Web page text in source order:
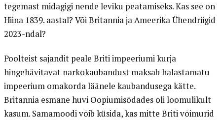
tegemast midagigi nende leviku peatamiseks. Kas see on
Hiina 1839. aastal? Või Britannia ja Ameerika Ühendriigid
2023-ndal?
Poolteist sajandit peale Briti impeeriumi kurja
hingehävitavat narkokaubandust maksab halastamatu
impeerium omakorda läänele kaubandusega kätte.
Britannia esmane huvi Oopiumisõdades oli loomulikult
kasum. Samamoodi võib küsida, kas mitte Briti võimurid